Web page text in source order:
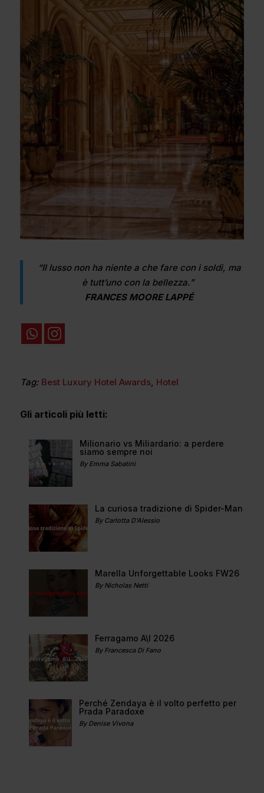
“Il lusso non ha niente a che fare con i soldi, ma
è tutt’uno con la bellezza.”
FRANCES MOORE LAPPÉ
Tag: Best Luxury Hotel Awards, Hotel
Gli articoli più letti:
Milionario vs Miliardario: a perdere
siamo sempre noi
By Emma Sabatini
La curiosa tradizione di Spider-Man
By Carlotta D'Alessio
Marella Unforgettable Looks FW26
By Nicholas Netti
Ferragamo A\I 2026
By Francesca Di Fano
Perché Zendaya è il volto perfetto per
Prada Paradoxe
By Denise Vivona